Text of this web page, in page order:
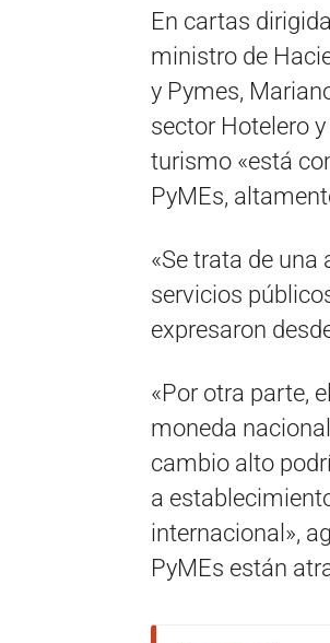
En cartas
ministro de
y Pymes,
sector Hotelero
turismo «está
PyMEs,
«Se trata de
servicios
expresaron
«Por otra parte,
moneda
cambio alto
a
internacional»,
PyMEs están